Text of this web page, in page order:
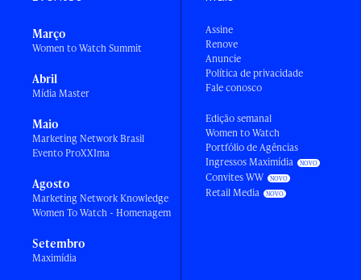
Março
Women to Watch Summit
Abril
Mídia Master
Maio
Marketing Network Brasil
Evento ProXXIma
Agosto
Marketing Network Knowledge
Women To Watch - Homenagem
Setembro
Maximídia
Assine
Renove
Anuncie
Política de privacidade
Fale conosco
Edição semanal
Women to Watch
Portfólio de Agências
Ingressos Maximídia
Convites WW
Retail Media